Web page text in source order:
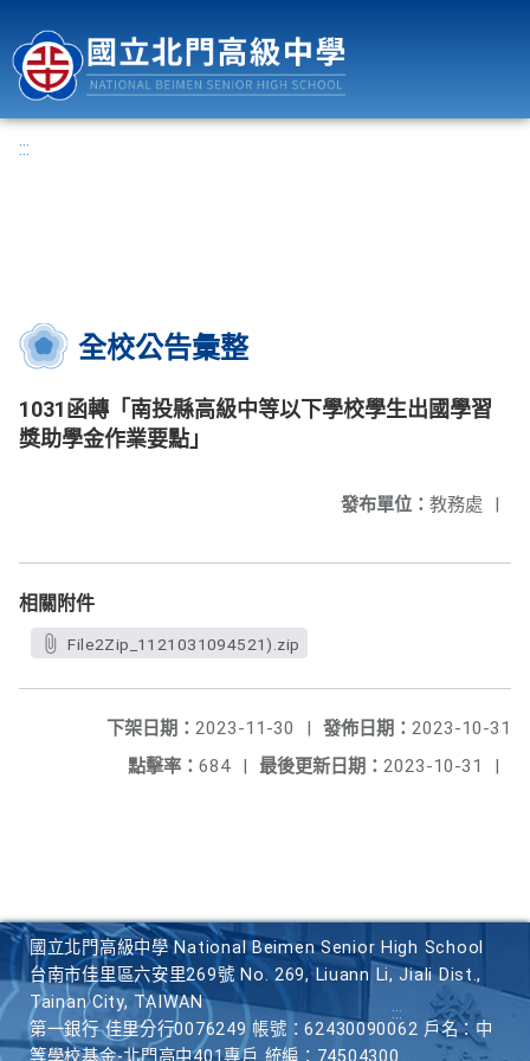
:::
全校公告彙整
1031函轉「南投縣高級中等以下學校學生出國學習
獎助學金作業要點」
發布單位： 教務處 |
相關附件
File2Zip_1121031094521).zip
發佈日期： 2023-10-31
下架日期： 2023-11-30
|
最後更新日期： 2023-10-31 |
點擊率： 684 |
國立北門高級中學 National Beimen Senior High School
台南市佳里區六安里269號 No. 269, Liuann Li, Jiali Dist.,
Tainan City, TAIWAN
第一銀行 佳里分行0076249 帳號：62430090062 戶名：中
等學校基金-北門高中401專戶 統編：74504300